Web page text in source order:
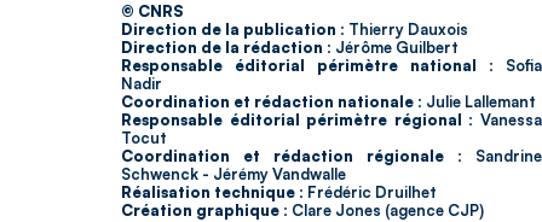
© CNRS
Direction de la publication : Thierry Dauxois
Direction de la rédaction : Jérôme Guilbert
Responsable éditorial périmètre national : Sofia
Nadir
Coordination et rédaction nationale : Julie Lallemant
Responsable éditorial périmètre régional : Vanessa
Tocut
Coordination et rédaction régionale : Sandrine
Schwenck - Jérémy Vandwalle
Réalisation technique : Frédéric Druilhet
Création graphique : Clare Jones (agence CJP)